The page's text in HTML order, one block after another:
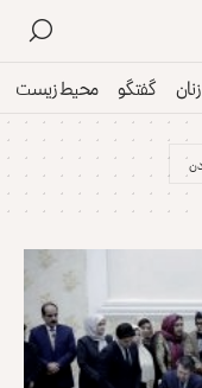
زنان گفتگو محیط زیست